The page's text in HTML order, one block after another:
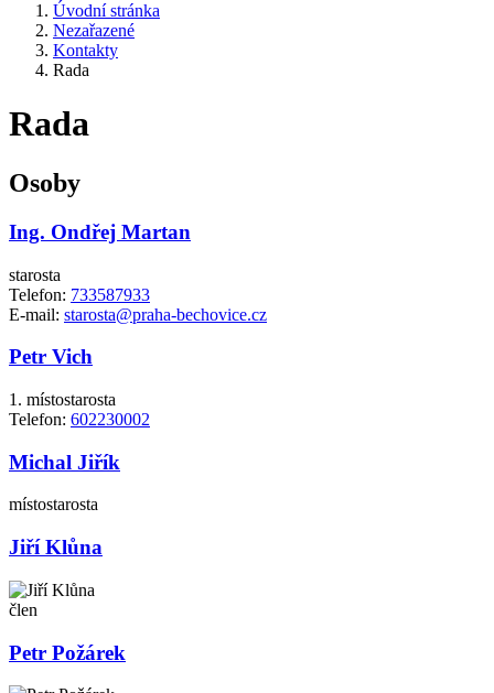
Úvodní stránka
Nezařazené
Kontakty
Rada
Rada
Osoby
Ing. Ondřej Martan
starosta
Telefon: 733587933
E-mail: starosta@praha-bechovice.cz
Petr Vich
1. místostarosta
Telefon: 602230002
Michal Jiřík
místostarosta
Jiří Klůna
člen
Petr Požárek